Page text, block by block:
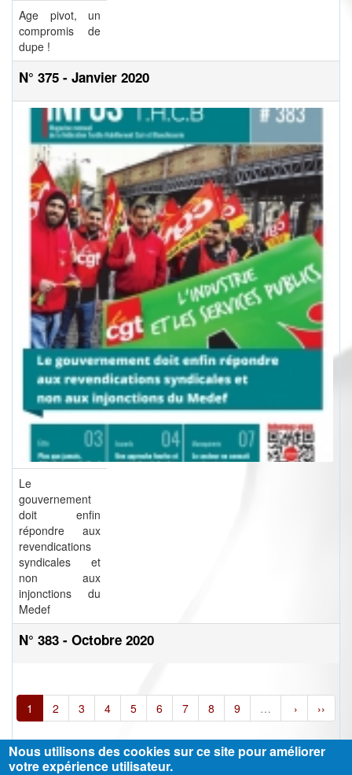
Age pivot, un
compromis de
dupe !
N° 375 - Janvier 2020
Le
gouvernement
doit enfin
répondre aux
revendications
syndicales et
non aux
injonctions du
Medef
N° 383 - Octobre 2020
1 2 3 4 5 6 7 8 9 … › ››
Nous utilisons des cookies sur ce site pour améliorer
votre expérience utilisateur.